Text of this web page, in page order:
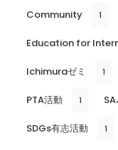
Community 1
Education for
Ichimuraゼミ 1
PTA活動 1
SDGs有志活動 1